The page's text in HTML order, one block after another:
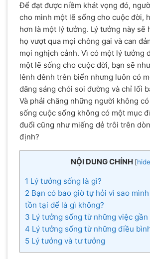
Để đạt được niềm khát vọng đó,
cho mình một lẽ sống cho cuộc đời,
hơn là một lý tưởng. Lý tưởng này sẽ
họ vượt qua mọi chông gai và can
mọi nghịch cảnh. Vì có một lý tưởng
một lẽ sống cho cuộc đời, bạn sẽ
lênh đênh trên biển nhưng luôn có
đăng sáng chói soi đường và chỉ lối
Và phải chăng những người không
sống cuộc sống không có một mục
đuổi cũng như miếng dẻ trôi trên
định?
NỘI DUNG CHÍNH [hide
1 Lý tưởng sống là gì?
2 Bạn có bao giờ tự hỏi vì sao
tồn tại để là gì không?
3 Lý tưởng sống từ những việc gần
4 Lý tưởng sống từ những điều
5 Lý tưởng và tư tưởng